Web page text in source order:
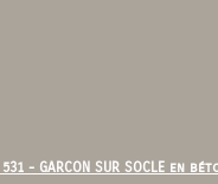
531 - GARCON SUR SOCLE en